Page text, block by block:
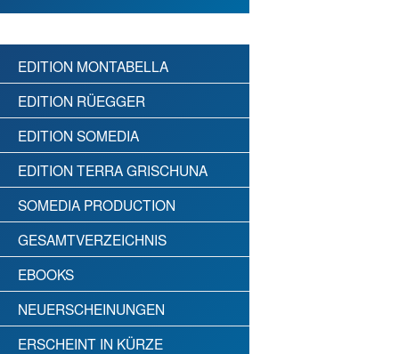
EDITION MONTABELLA
EDITION RÜEGGER
EDITION SOMEDIA
EDITION TERRA GRISCHUNA
SOMEDIA PRODUCTION
GESAMTVERZEICHNIS
EBOOKS
NEUERSCHEINUNGEN
ERSCHEINT IN KÜRZE